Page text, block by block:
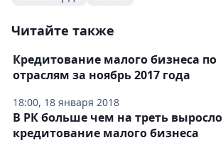
Читайте также
18:00, 18 января 2018
Кредитование малого бизнеса по
отраслям за ноябрь 2017 года
В РК больше чем на треть выросло
кредитование малого бизнеса